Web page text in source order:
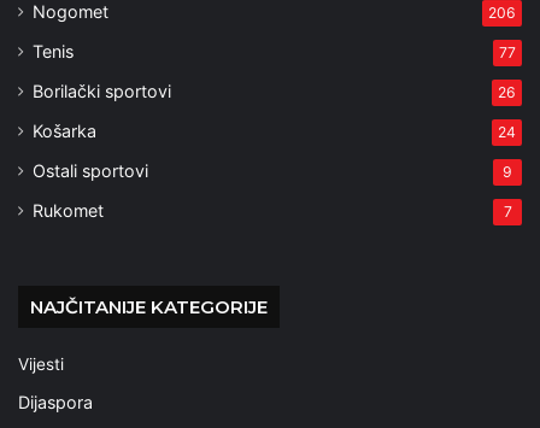
Nogomet 206
Tenis 77
Borilački sportovi 26
Košarka 24
Ostali sportovi 9
Rukomet 7
NAJČITANIJE KATEGORIJE
Vijesti
Dijaspora